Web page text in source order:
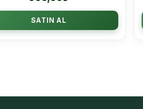
SATIN AL
Mandelik Asit Set